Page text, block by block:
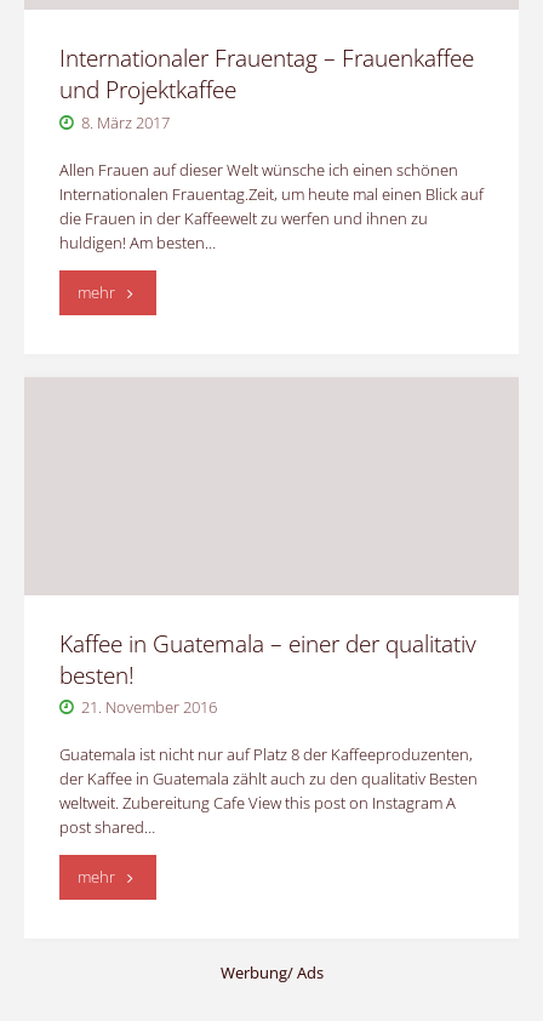
Internationaler Frauentag – Frauenkaffee
und Projektkaffee
8. März 2017
Allen Frauen auf dieser Welt wünsche ich einen schönen
Internationalen Frauentag.Zeit, um heute mal einen Blick auf
die Frauen in der Kaffeewelt zu werfen und ihnen zu
huldigen! Am besten…
mehr"Internationaler
–
Kaffee in Guatemala – einer der qualitativ
besten!
21. November 2016
Guatemala ist nicht nur auf Platz 8 der Kaffeeproduzenten,
der Kaffee in Guatemala zählt auch zu den qualitativ Besten
weltweit. Zubereitung Cafe View this post on Instagram A
post shared…
mehr"Kaffee
Werbung/ Ads